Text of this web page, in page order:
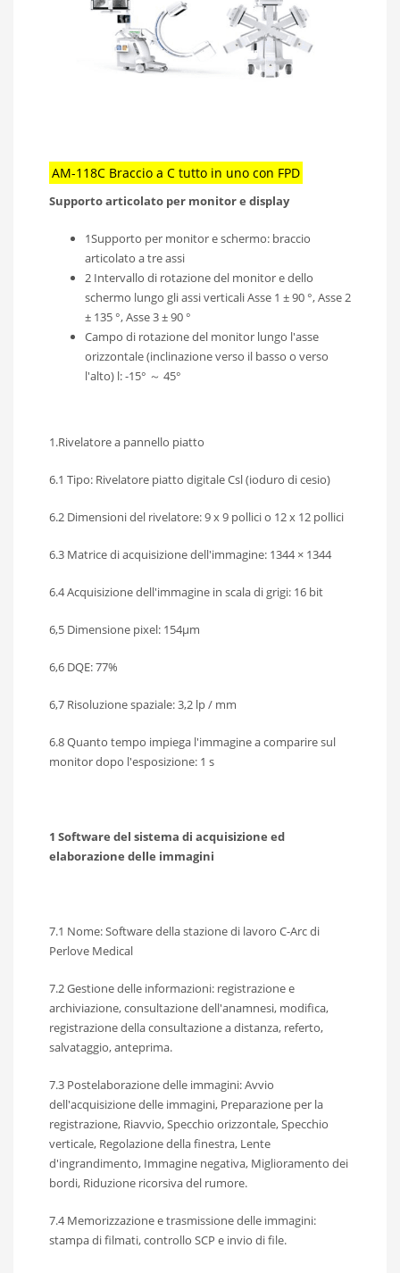
AM-118C Braccio a C tutto in uno con FPD
Supporto articolato per monitor e display
1Supporto per monitor e schermo: braccio
articolato a tre assi
2 Intervallo di rotazione del monitor e dello
schermo lungo gli assi verticali Asse 1 ± 90 °, Asse 2
± 135 °, Asse 3 ± 90 °
Campo di rotazione del monitor lungo l'asse
orizzontale (inclinazione verso il basso o verso
l'alto) l: -15° ～ 45°
1.Rivelatore a pannello piatto
6.1 Tipo: Rivelatore piatto digitale Csl (ioduro di cesio)
6.2 Dimensioni del rivelatore: 9 x 9 pollici o 12 x 12 pollici
6.3 Matrice di acquisizione dell'immagine: 1344 × 1344
6.4 Acquisizione dell'immagine in scala di grigi: 16 bit
6,5 Dimensione pixel: 154μm
6,6 DQE: 77%
6,7 Risoluzione spaziale: 3,2 lp / mm
6.8 Quanto tempo impiega l'immagine a comparire sul
monitor dopo l'esposizione: 1 s
1 Software del sistema di acquisizione ed
elaborazione delle immagini
7.1 Nome: Software della stazione di lavoro C-Arc di
Perlove Medical
7.2 Gestione delle informazioni: registrazione e
archiviazione, consultazione dell'anamnesi, modifica,
registrazione della consultazione a distanza, referto,
salvataggio, anteprima.
7.3 Postelaborazione delle immagini: Avvio
dell'acquisizione delle immagini, Preparazione per la
registrazione, Riavvio, Specchio orizzontale, Specchio
verticale, Regolazione della finestra, Lente
d'ingrandimento, Immagine negativa, Miglioramento dei
bordi, Riduzione ricorsiva del rumore.
7.4 Memorizzazione e trasmissione delle immagini:
stampa di filmati, controllo SCP e invio di file.